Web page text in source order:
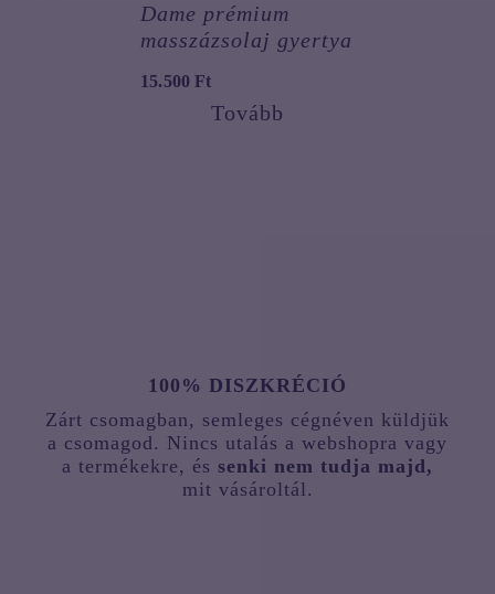
Dame prémium
masszázsolaj gyertya
15.500Ft
Tovább
100% DISZKRÉCIÓ
Zárt csomagban, semleges cégnéven küldjük
a csomagod. Nincs utalás a webshopra vagy
a termékekre, és senki nem tudja majd,
mit vásároltál.